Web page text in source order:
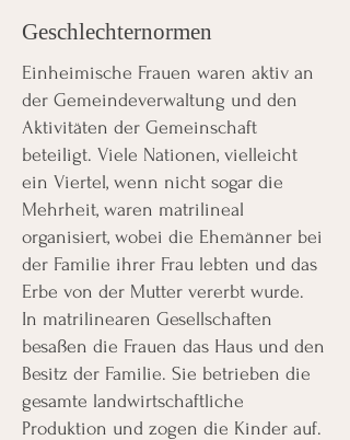
Geschlechternormen
Einheimische Frauen waren aktiv an
der Gemeindeverwaltung und den
Aktivitäten der Gemeinschaft
beteiligt. Viele Nationen, vielleicht
ein Viertel, wenn nicht sogar die
Mehrheit, waren matrilineal
organisiert, wobei die Ehemänner bei
der Familie ihrer Frau lebten und das
Erbe von der Mutter vererbt wurde.
In matrilinearen Gesellschaften
besaßen die Frauen das Haus und den
Besitz der Familie. Sie betrieben die
gesamte landwirtschaftliche
Produktion und zogen die Kinder auf.